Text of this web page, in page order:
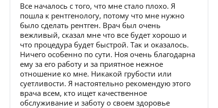
Все началось с того, что мне стало плохо. Я
пошла к рентгенологу, потому что мне нужно
было сделать рентген. Врач был очень
вежливый, сказал мне что все будет хорошо и
что процедура будет быстрой. Так и оказалось.
Ничего особенно по сути. Ноя очень благодарна
ему за его работу и за приятное нежное
отношение ко мне. Никакой грубости или
суетливости. Я настоятельно рекомендую этого
врача всем, кто ищет качественное
обслуживание и заботу о своем здоровье